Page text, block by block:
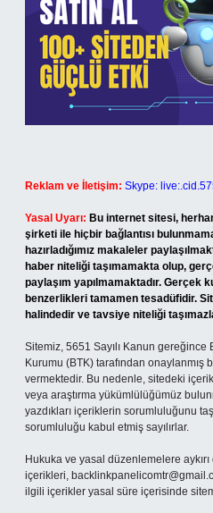
Reklam ve İletişim: Skype:
Yasal Uyarı: Bu internet sitesi,
şirketi ile hiçbir bağlantısı
hazırladığımız makaleler
haber niteliği taşımamakta olup,
paylaşım yapılmamaktadır. Gerçek
benzerlikleri tamamen tesadüfidir.
halindedir ve tavsiye niteliği
Sitemiz, 5651 Sayılı Kanun
Kurumu (BTK) tarafından onaylanmış
vermektedir. Bu nedenle, sitedeki
veya araştırma yükümlülüğümüz
yazdıkları içeriklerin sorumluluğunu
sorumluluğu kabul etmiş sayılırlar.
Hukuka ve yasal düzenlemelere
içerikleri,
ilgili içerikler yasal süre içerisinde